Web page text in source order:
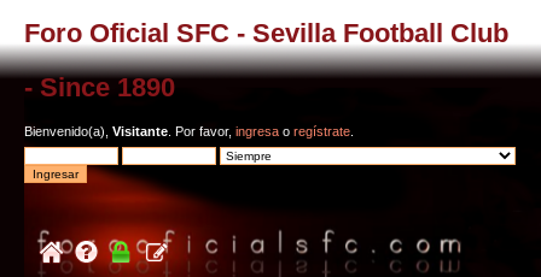
Foro Oficial SFC - Sevilla Football Club
- Since 1890
Bienvenido(a), Visitante . Por favor, ingresa o regístrate